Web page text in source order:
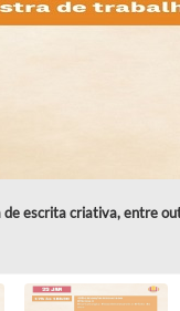
escrita criativa, entre